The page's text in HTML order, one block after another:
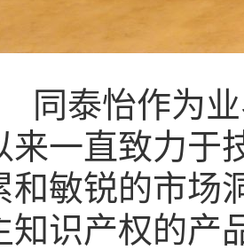
泰怡作为业
来一直致力于
和敏锐的市场
知识产权的产